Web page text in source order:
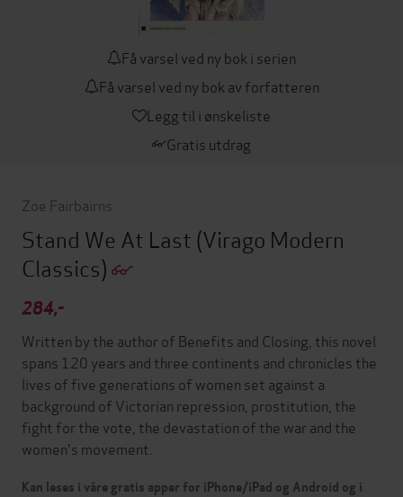
Få varsel ved ny bok i serien
Få varsel ved ny bok av forfatteren
Legg til i ønskeliste
Gratis utdrag
Zoe Fairbairns
Stand We At Last (Virago Modern
Classics)
284,-
Written by the author of Benefits and Closing, this novel
spans 120 years and three continents and chronicles the
lives of five generations of women set against a
background of Victorian repression, prostitution, the
fight for the vote, the devastation of the war and the
women's movement.
Kan leses i våre gratis apper for iPhone/iPad og Android og i